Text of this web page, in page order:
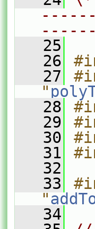
   25
   26
   27
"
   28
   29
   30
   31
   32
   33
"
   34